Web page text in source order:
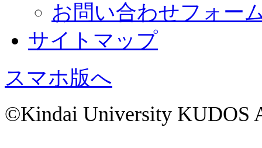
お問い合わせフォー
サイトマップ
スマホ版へ
©Kindai University KUDOS